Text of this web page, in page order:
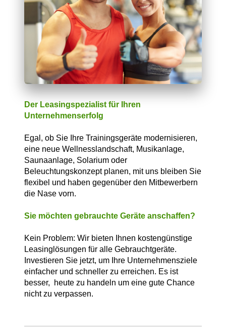
Der Leasingspezialist für Ihren
Unternehmenserfolg
Egal, ob Sie Ihre Trainingsgeräte modernisieren,
eine neue Wellnesslandschaft, Musikanlage,
Saunaanlage, Solarium oder
Beleuchtungskonzept planen, mit uns bleiben Sie
flexibel und haben gegenüber den Mitbewerbern
die Nase vorn.
Sie möchten gebrauchte Geräte anschaffen?
Kein Problem: Wir bieten Ihnen kostengünstige
Leasinglösungen für alle Gebrauchtgeräte.
Investieren Sie jetzt, um Ihre Unternehmensziele
einfacher und schneller zu erreichen. Es ist
besser, heute zu handeln um eine gute Chance
nicht zu verpassen.